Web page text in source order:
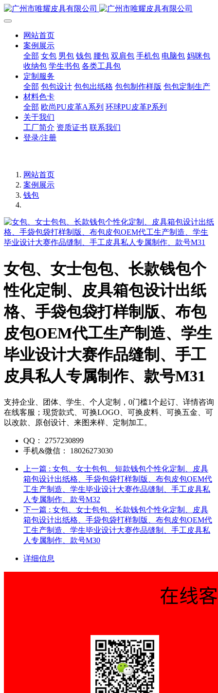
网站首页
案例展示
全部 女包 男包 钱包 腰包 双肩包 手机包 电脑包 妈咪包
收纳包 学生书包 各类工具包
定制服务
全部 包包设计 包包出纸格 包包制作样版 包包定制生产
材料色卡
全部 欧尚PU皮革A系列 环球PU皮革P系列
关于我们
工厂简介 资质证书 联系我们
登录/注册
网站首页
案例展示
钱包
女包、女士包包、长款钱包个
性化定制、皮具箱包设计出纸
格、手袋包袋打样制版、布包
皮包OEM代工生产制造、学生
毕业设计大赛作品缝制、手工
皮具私人专属制作、款号M31
支持企业、团体、学生、个人定制，0门槛1个起订、详情咨询
在线客服；现货款式、可换LOGO、可换皮料、可换五金、可
以改款、原创设计、来图来样、定制加工。
QQ：
2757230899
手机&微信：
18026273030
上一篇 : 女包、女士包包、短款钱包个性化定制、皮具
箱包设计出纸格、手袋包袋打样制版、布包皮包OEM代
工生产制造、学生毕业设计大赛作品缝制、手工皮具私
人专属制作、款号M32
下一篇 : 女包、女士包包、长款钱包个性化定制、皮具
箱包设计出纸格、手袋包袋打样制版、布包皮包OEM代
工生产制造、学生毕业设计大赛作品缝制、手工皮具私
人专属制作、款号M30
详细信息